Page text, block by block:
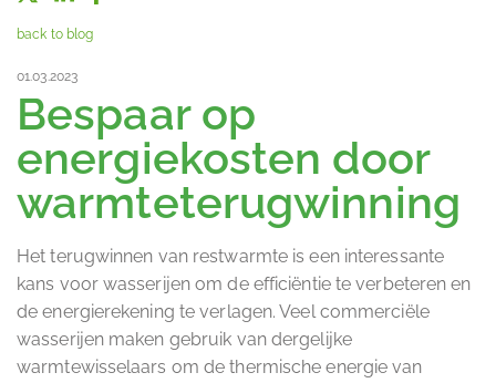
back to blog
01.03.2023
Bespaar op
energiekosten door
warmteterugwinning
Het terugwinnen van restwarmte is een interessante
kans voor wasserijen om de efficiëntie te verbeteren en
de energierekening te verlagen. Veel commerciële
wasserijen maken gebruik van dergelijke
warmtewisselaars om de thermische energie van